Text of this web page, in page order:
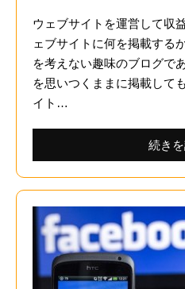
ウェブサイトを運営して収
ェブサイトに何を掲載する
を考えない趣味のブログで
を思いつくままに掲載して
イト…
続き